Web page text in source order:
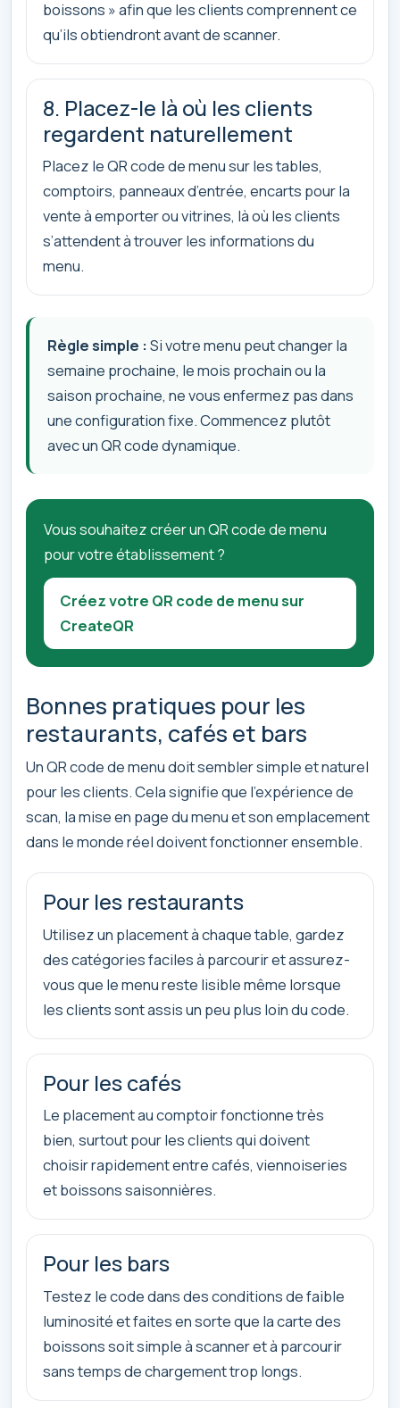
boissons » afin que les clients comprennent ce
qu’ils obtiendront avant de scanner.
8. Placez-le là où les clients
regardent naturellement
Placez le QR code de menu sur les tables,
comptoirs, panneaux d’entrée, encarts pour la
vente à emporter ou vitrines, là où les clients
s’attendent à trouver les informations du
menu.
Règle simple : Si votre menu peut changer la
semaine prochaine, le mois prochain ou la
saison prochaine, ne vous enfermez pas dans
une configuration fixe. Commencez plutôt
avec un QR code dynamique.
Vous souhaitez créer un QR code de menu
pour votre établissement ?
Créez votre QR code de menu sur
CreateQR
Bonnes pratiques pour les
restaurants, cafés et bars
Un QR code de menu doit sembler simple et naturel
pour les clients. Cela signifie que l’expérience de
scan, la mise en page du menu et son emplacement
dans le monde réel doivent fonctionner ensemble.
Pour les restaurants
Utilisez un placement à chaque table, gardez
des catégories faciles à parcourir et assurez-
vous que le menu reste lisible même lorsque
les clients sont assis un peu plus loin du code.
Pour les cafés
Le placement au comptoir fonctionne très
bien, surtout pour les clients qui doivent
choisir rapidement entre cafés, viennoiseries
et boissons saisonnières.
Pour les bars
Testez le code dans des conditions de faible
luminosité et faites en sorte que la carte des
boissons soit simple à scanner et à parcourir
sans temps de chargement trop longs.